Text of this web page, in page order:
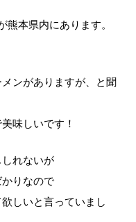
本県内にあります。
ンがありますが、と聞
味しいです！
れないが
りなので
しいと言っていまし